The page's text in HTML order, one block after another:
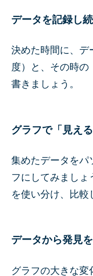
データを記録し続
決めた時間に、デ
度）と、その時の
書きましょう。
グラフで「見え
集めたデータをパ
フにしてみましょ
を使い分け、比較
データから発見
グラフの大きな変